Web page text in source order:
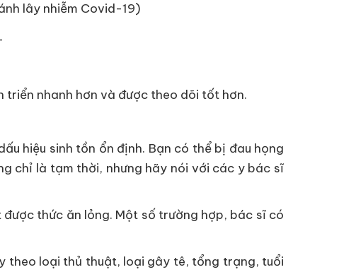
lây nhiễm Covid-19)
triển nhanh hơn và được theo dõi tốt hơn.
hiệu sinh tồn ổn định. Bạn có thể bị đau họng
chỉ là tạm thời, nhưng hãy nói với các y bác sĩ
thức ăn lỏng. Một số trường hợp, bác sĩ có
theo loại thủ thuật, loại gây tê, tổng trạng, tuổi